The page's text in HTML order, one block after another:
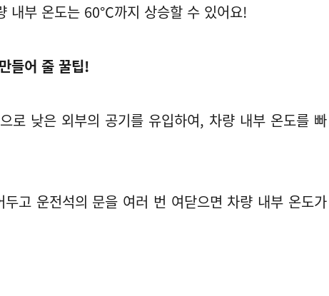
부 온도는 60°C까지 상승할 수 있어요!
들어 줄 꿀팁!
로 낮은 외부의 공기를 유입하여, 차량 내부 온도를 빠
고 운전석의 문을 여러 번 여닫으면 차량 내부 온도가